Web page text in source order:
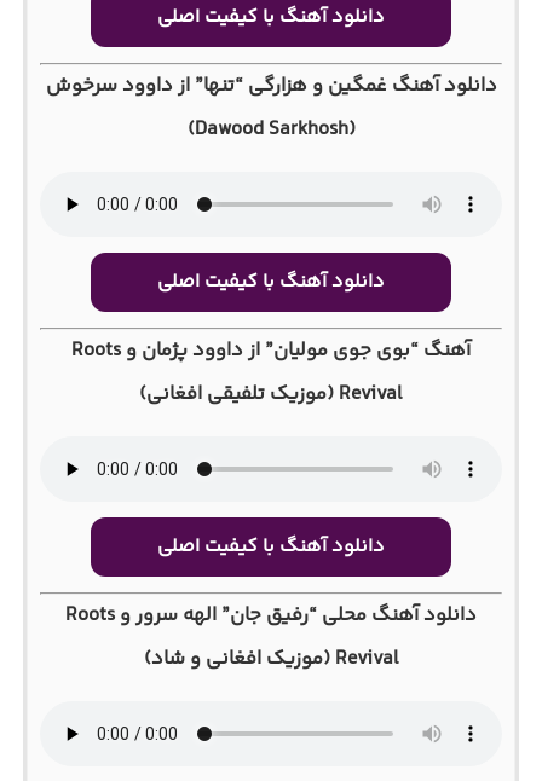
دانلود آهنگ با کیفیت اصلی
دانلود آهنگ غمگین و هزارگی “تنها” از داوود سرخوش
(Dawood Sarkhosh)
دانلود آهنگ با کیفیت اصلی
آهنگ “بوی جوی مولیان” از داوود پژمان و Roots
Revival (موزیک تلفیقی افغانی)
دانلود آهنگ با کیفیت اصلی
دانلود آهنگ محلی “رفیق جان” الهه سرور و Roots
Revival (موزیک افغانی و شاد)